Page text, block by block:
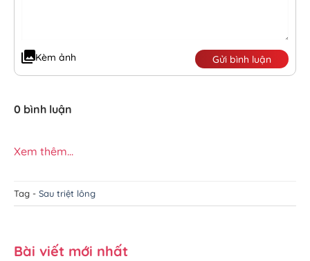
Kèm ảnh Gửi bình luận
0 bình luận
Xem thêm...
Tag - Sau triệt lông
Bài viết mới nhất